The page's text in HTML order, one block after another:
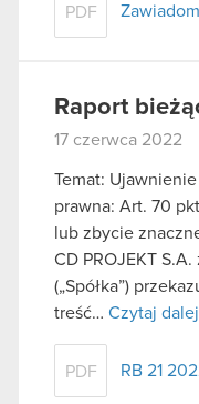
PDF
Raport
17 czerwca 2022
Temat:
prawna: Art. 70
lub zbycie
CD PROJEKT
(„Spółka”)
treść… Czytaj dalej
PDF RB 21